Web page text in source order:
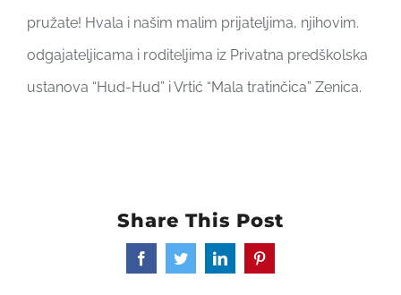
pružate! Hvala i našim malim prijateljima, njihovim.
odgajateljicama i roditeljima iz Privatna predškolska
ustanova “Hud-Hud” i Vrtić “Mala tratinčica” Zenica.
Share This Post
FacebookTwitterLinkedInPinterest